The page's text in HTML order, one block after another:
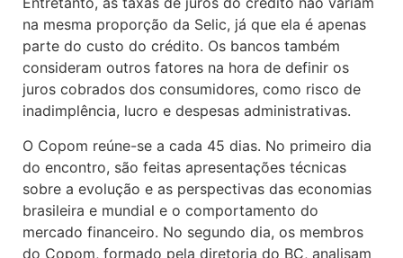
na mesma proporção da Selic, já que ela é apenas
parte do custo do crédito. Os bancos também
consideram outros fatores na hora de definir os
juros cobrados dos consumidores, como risco de
inadimplência, lucro e despesas administrativas.
O Copom reúne-se a cada 45 dias. No primeiro dia
do encontro, são feitas apresentações técnicas
sobre a evolução e as perspectivas das economias
brasileira e mundial e o comportamento do
mercado financeiro. No segundo dia, os membros
do Copom, formado pela diretoria do BC, analisam